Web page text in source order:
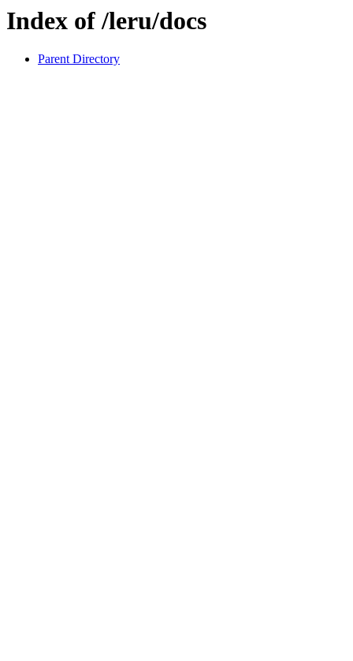
Index of /leru/docs
Parent Directory